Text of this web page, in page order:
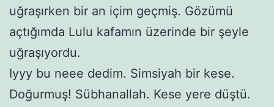
uğraşırken bir an içim geçmiş. Gözümü
açtığımda Lulu kafamın üzerinde bir şeyle
uğraşıyordu.
Iyyy bu neee dedim. Simsiyah bir kese.
Doğurmuş! Sübhanallah. Kese yere düştü.